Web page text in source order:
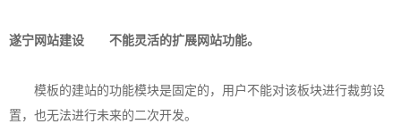
遂宁网站建设 不能灵活的扩展网站功能。
模板的建站的功能模块是固定的，用户不能对该板块进行裁剪设
置，也无法进行未来的二次开发。